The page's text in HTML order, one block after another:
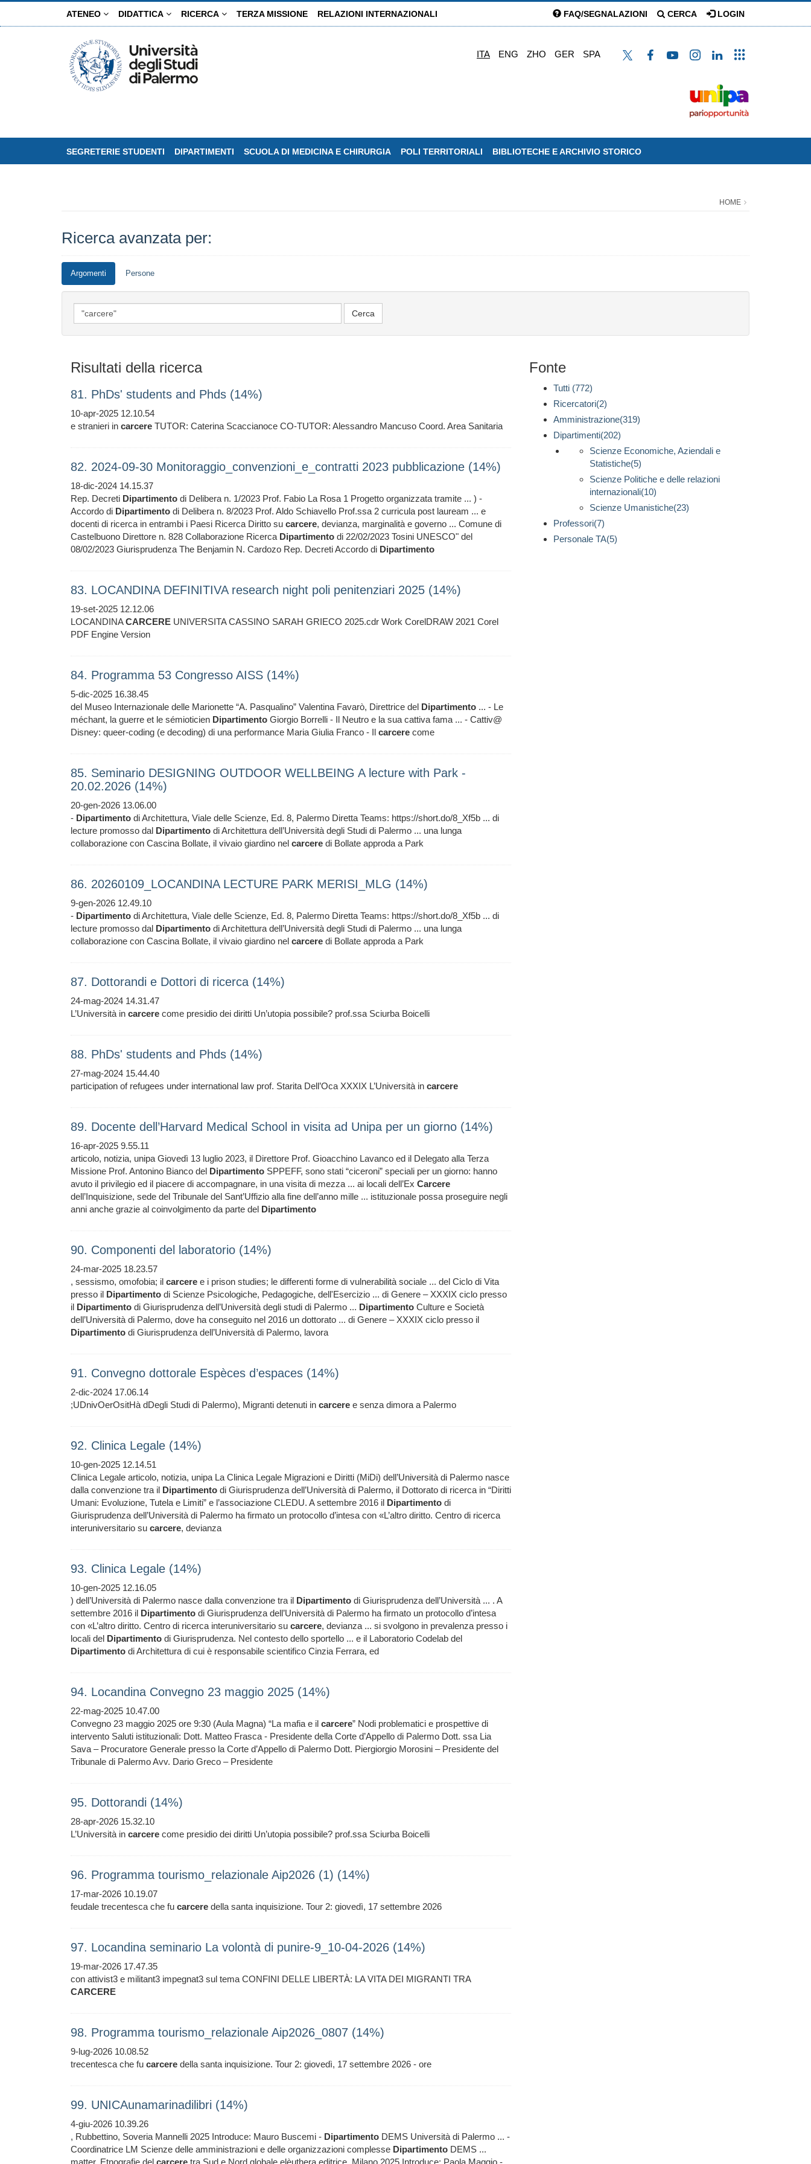
ATENEO DIDATTICA RICERCA TERZA MISSIONE RELAZIONI INTERNAZIONALI FAQ/SEGNALAZIONI CERCA LOGIN
ITA ENG ZHO GER SPA
SEGRETERIE STUDENTI DIPARTIMENTI SCUOLA DI MEDICINA E CHIRURGIA POLI TERRITORIALI BIBLIOTECHE E ARCHIVIO STORICO
HOME
Ricerca avanzata per:
Argomenti Persone
Risultati della ricerca
81. PhDs' students and Phds (14%)
10-apr-2025 12.10.54
e stranieri in carcere TUTOR: Caterina Scaccianoce CO-TUTOR: Alessandro Mancuso Coord. Area Sanitaria
82. 2024-09-30 Monitoraggio_convenzioni_e_contratti 2023 pubblicazione (14%)
18-dic-2024 14.15.37
Rep. Decreti Dipartimento di Delibera n. 1/2023 Prof. Fabio La Rosa 1 Progetto organizzata tramite ... ) -
Accordo di Dipartimento di Delibera n. 8/2023 Prof. Aldo Schiavello Prof.ssa 2 curricula post lauream ... e
docenti di ricerca in entrambi i Paesi Ricerca Diritto su carcere, devianza, marginalità e governo ... Comune di
Castelbuono Direttore n. 828 Collaborazione Ricerca Dipartimento di 22/02/2023 Tosini UNESCO" del
08/02/2023 Giurisprudenza The Benjamin N. Cardozo Rep. Decreti Accordo di Dipartimento
83. LOCANDINA DEFINITIVA research night poli penitenziari 2025 (14%)
19-set-2025 12.12.06
LOCANDINACARCERE UNIVERSITA CASSINO SARAH GRIECO 2025.cdr Work CorelDRAW 2021 Corel
PDF Engine Version
84. Programma 53 Congresso AISS (14%)
5-dic-2025 16.38.45
del Museo Internazionale delle Marionette “A. Pasqualino” Valentina Favarò, Direttrice del Dipartimento ... - Le
méchant, la guerre et le sémioticien Dipartimento Giorgio Borrelli - Il Neutro e la sua cattiva fama ... - Cattiv@
Disney: queer-coding (e decoding) di una performance Maria Giulia Franco - Il carcere come
85. Seminario DESIGNING OUTDOOR WELLBEING A lecture with Park -
20.02.2026 (14%)
20-gen-2026 13.06.00
- Dipartimento di Architettura, Viale delle Scienze, Ed. 8, Palermo Diretta Teams: https://short.do/8_Xf5b ... di
lecture promosso dal Dipartimento di Architettura dell’Università degli Studi di Palermo ... una lunga
collaborazione con Cascina Bollate, il vivaio giardino nel carcere di Bollate approda a Park
86. 20260109_LOCANDINA LECTURE PARK MERISI_MLG (14%)
9-gen-2026 12.49.10
- Dipartimento di Architettura, Viale delle Scienze, Ed. 8, Palermo Diretta Teams: https://short.do/8_Xf5b ... di
lecture promosso dal Dipartimento di Architettura dell’Università degli Studi di Palermo ... una lunga
collaborazione con Cascina Bollate, il vivaio giardino nel carcere di Bollate approda a Park
87. Dottorandi e Dottori di ricerca (14%)
24-mag-2024 14.31.47
L’Università in carcere come presidio dei diritti Un’utopia possibile? prof.ssa Sciurba Boicelli
88. PhDs' students and Phds (14%)
27-mag-2024 15.44.40
participation of refugees under international law prof. Starita Dell’Oca XXXIX L’Università in carcere
89. Docente dell’Harvard Medical School in visita ad Unipa per un giorno (14%)
16-apr-2025 9.55.11
articolo, notizia, unipa Giovedì 13 luglio 2023, il Direttore Prof. Gioacchino Lavanco ed il Delegato alla Terza
Missione Prof. Antonino Bianco del Dipartimento SPPEFF, sono stati “ciceroni” speciali per un giorno: hanno
avuto il privilegio ed il piacere di accompagnare, in una visita di mezza ... ai locali dell’Ex Carcere
dell’Inquisizione, sede del Tribunale del Sant’Uffizio alla fine dell’anno mille ... istituzionale possa proseguire negli
anni anche grazie al coinvolgimento da parte del Dipartimento
90. Componenti del laboratorio (14%)
24-mar-2025 18.23.57
, sessismo, omofobia; il carcere e i prison studies; le differenti forme di vulnerabilità sociale ... del Ciclo di Vita
presso il Dipartimento di Scienze Psicologiche, Pedagogiche, dell'Esercizio ... di Genere – XXXIX ciclo presso
il Dipartimento di Giurisprudenza dell’Università degli studi di Palermo ... Dipartimento Culture e Società
dell’Università di Palermo, dove ha conseguito nel 2016 un dottorato ... di Genere – XXXIX ciclo presso il
Dipartimento di Giurisprudenza dell’Università di Palermo, lavora
91. Convegno dottorale Espèces d’espaces (14%)
2-dic-2024 17.06.14
;UDnivOerOsitHà dDegli Studi di Palermo), Migranti detenuti in carcere e senza dimora a Palermo
92. Clinica Legale (14%)
10-gen-2025 12.14.51
Clinica Legale articolo, notizia, unipa La Clinica Legale Migrazioni e Diritti (MiDi) dell’Università di Palermo nasce
dalla convenzione tra il Dipartimento di Giurisprudenza dell’Università di Palermo, il Dottorato di ricerca in “Diritti
Umani: Evoluzione, Tutela e Limiti” e l’associazione CLEDU. A settembre 2016 il Dipartimento di
Giurisprudenza dell’Università di Palermo ha firmato un protocollo d’intesa con «L’altro diritto. Centro di ricerca
interuniversitario su carcere, devianza
93. Clinica Legale (14%)
10-gen-2025 12.16.05
) dell’Università di Palermo nasce dalla convenzione tra il Dipartimento di Giurisprudenza dell’Università ... . A
settembre 2016 il Dipartimento di Giurisprudenza dell’Università di Palermo ha firmato un protocollo d’intesa
con «L’altro diritto. Centro di ricerca interuniversitario su carcere, devianza ... si svolgono in prevalenza presso i
locali del Dipartimento di Giurisprudenza. Nel contesto dello sportello ... e il Laboratorio Codelab del
Dipartimento di Architettura di cui è responsabile scientifico Cinzia Ferrara, ed
94. Locandina Convegno 23 maggio 2025 (14%)
22-mag-2025 10.47.00
Convegno 23 maggio 2025 ore 9:30 (Aula Magna) “La mafia e il carcere” Nodi problematici e prospettive di
intervento Saluti istituzionali: Dott. Matteo Frasca - Presidente della Corte d’Appello di Palermo Dott. ssa Lia
Sava – Procuratore Generale presso la Corte d’Appello di Palermo Dott. Piergiorgio Morosini – Presidente del
Tribunale di Palermo Avv. Dario Greco – Presidente
95. Dottorandi (14%)
28-apr-2026 15.32.10
L’Università in carcere come presidio dei diritti Un’utopia possibile? prof.ssa Sciurba Boicelli
96. Programma tourismo_relazionale Aip2026 (1) (14%)
17-mar-2026 10.19.07
feudale trecentesca che fu carcere della santa inquisizione. Tour 2: giovedì, 17 settembre 2026
97. Locandina seminario La volontà di punire-9_10-04-2026 (14%)
19-mar-2026 17.47.35
con attivist3 e militant3 impegnat3 sul tema CONFINI DELLE LIBERTÀ: LA VITA DEI MIGRANTI TRA
CARCERE
98. Programma tourismo_relazionale Aip2026_0807 (14%)
9-lug-2026 10.08.52
trecentesca che fu carcere della santa inquisizione. Tour 2: giovedì, 17 settembre 2026 - ore
99. UNICAunamarinadilibri (14%)
4-giu-2026 10.39.26
, Rubbettino, Soveria Mannelli 2025 Introduce: Mauro Buscemi - Dipartimento DEMS Università di Palermo ... -
Coordinatrice LM Scienze delle amministrazioni e delle organizzazioni complesse Dipartimento DEMS ...
matter. Etnografie del carcere tra Sud e Nord globale elèuthera editrice, Milano 2025 Introduce: Paola Maggio -
Fonte
Tutti (772)
Ricercatori(2)
Amministrazione(319)
Dipartimenti(202)
Scienze Economiche, Aziendali e
Statistiche(5)
Scienze Politiche e delle relazioni
internazionali(10)
Scienze Umanistiche(23)
Professori(7)
Personale TA(5)